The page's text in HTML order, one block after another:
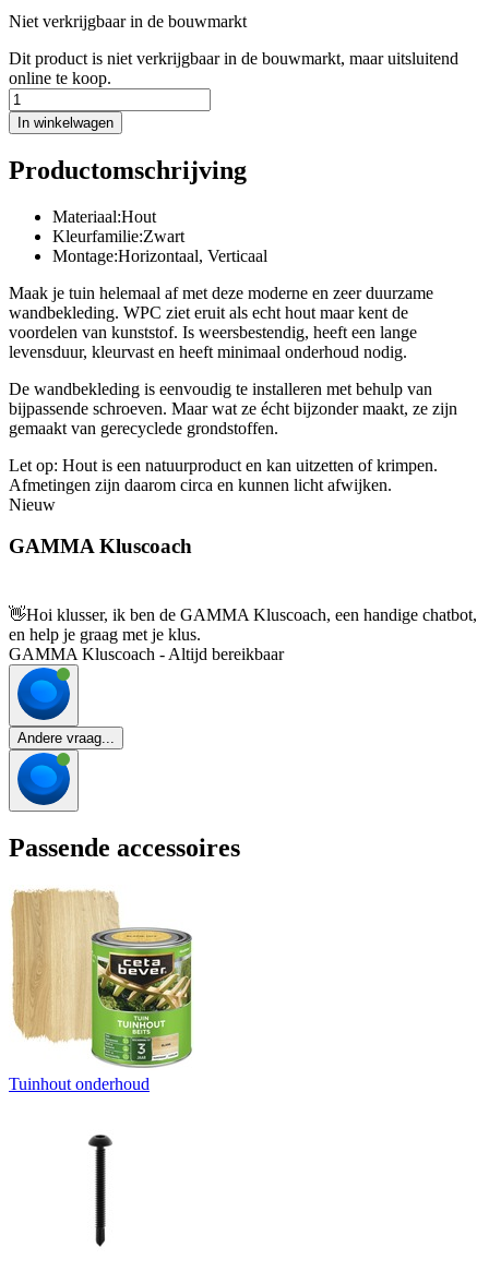
Niet verkrijgbaar in de bouwmarkt
Dit product is niet verkrijgbaar in de bouwmarkt, maar uitsluitend
online te koop.
In winkelwagen
Productomschrijving
Materiaal:Hout
Kleurfamilie:Zwart
Montage:Horizontaal, Verticaal
Maak je tuin helemaal af met deze moderne en zeer duurzame
wandbekleding. WPC ziet eruit als echt hout maar kent de
voordelen van kunststof. Is weersbestendig, heeft een lange
levensduur, kleurvast en heeft minimaal onderhoud nodig.
De wandbekleding is eenvoudig te installeren met behulp van
bijpassende schroeven. Maar wat ze écht bijzonder maakt, ze zijn
gemaakt van gerecyclede grondstoffen.
Let op: Hout is een natuurproduct en kan uitzetten of krimpen.
Afmetingen zijn daarom circa en kunnen licht afwijken.
Nieuw
GAMMA Kluscoach
👋Hoi klusser, ik ben de GAMMA Kluscoach, een handige chatbot,
en help je graag met je klus.
GAMMA Kluscoach - Altijd bereikbaar
Andere vraag...
Passende accessoires
Tuinhout onderhoud